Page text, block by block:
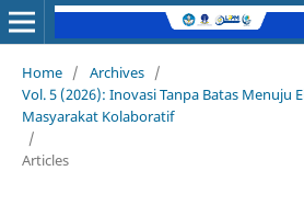
Home / Archives /
Vol. 5 (2026): Inovasi Tanpa Batas Menuju
Masyarakat Kolaboratif
/
Articles